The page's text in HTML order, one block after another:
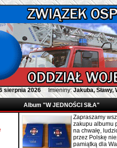
sierpnia 2026 Imieniny:Jakuba, Sławy,
Album "W JEDNOŚCI SIŁA"
Zapraszamy
zakupu albumu
na chwałę,
przez Polskę
pamiątką dla